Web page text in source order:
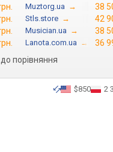
Muztorg.ua → 38
Stls.store → 42
Musician.ua → 38
Lanota.com.ua →
36
порівняння
$850 2